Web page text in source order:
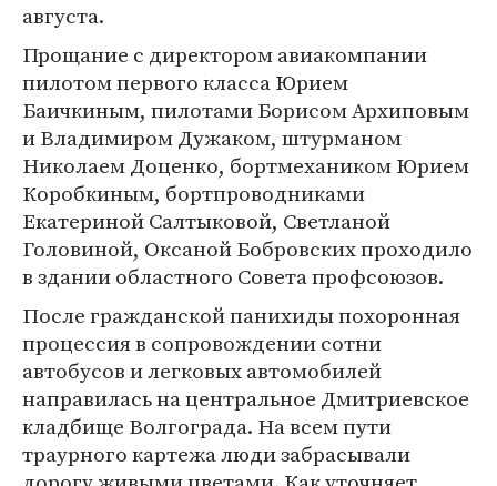
августа.
Прощание с директором авиакомпании
пилотом первого класса Юрием
Баичкиным, пилотами Борисом Архиповым
и Владимиром Дужаком, штурманом
Николаем Доценко, бортмехаником Юрием
Коробкиным, бортпроводниками
Екатериной Салтыковой, Светланой
Головиной, Оксаной Бобровских проходило
в здании областного Совета профсоюзов.
После гражданской панихиды похоронная
процессия в сопровождении сотни
автобусов и легковых автомобилей
направилась на центральное Дмитриевское
кладбище Волгограда. На всем пути
траурного картежа люди забрасывали